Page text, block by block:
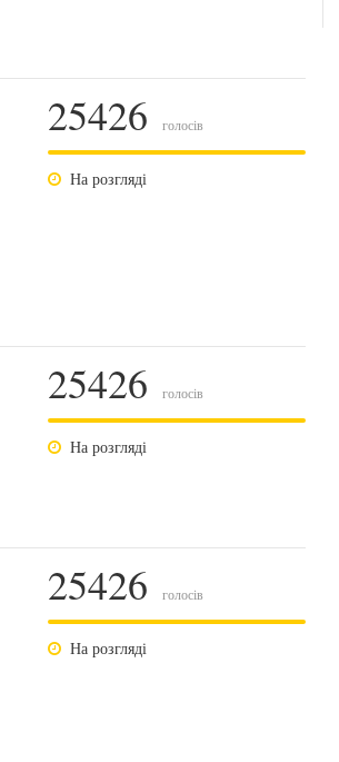
25426 голосів
На розгляді
25426 голосів
На розгляді
25426 голосів
На розгляді